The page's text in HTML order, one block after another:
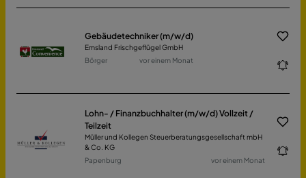
Gebäudetechniker (m/w/d)
Emsland Frischgeflügel GmbH
Börger
vor einem Monat
Lohn- / Finanzbuchhalter (m/w/d) Vollzeit /
Teilzeit
Müller und Kollegen Steuerberatungsgesellschaft mbH
& Co. KG
Papenburg
vor einem Monat